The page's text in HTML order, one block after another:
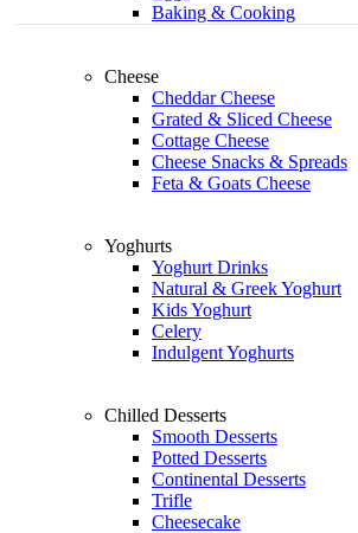
Baking & Cooking
Cheese
Cheddar Cheese
Grated & Sliced Cheese
Cottage Cheese
Cheese Snacks & Spreads
Feta & Goats Cheese
Yoghurts
Yoghurt Drinks
Natural & Greek Yoghurt
Kids Yoghurt
Celery
Indulgent Yoghurts
Chilled Desserts
Smooth Desserts
Potted Desserts
Continental Desserts
Trifle
Cheesecake